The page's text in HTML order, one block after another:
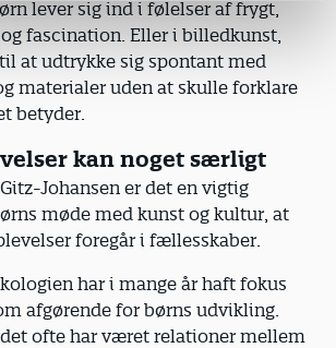
lever sig ind i følelser af frygt,
fascination. Eller i billedkunst,
at udtrykke sig spontant med
materialer uden at skulle forklare
betyder.
kan noget særligt
Johansen er det en vigtig
møde med kunst og kultur, at
foregår i fællesskaber.
har i mange år haft fokus
afgørende for børns udvikling.
ofte har været relationer mellem